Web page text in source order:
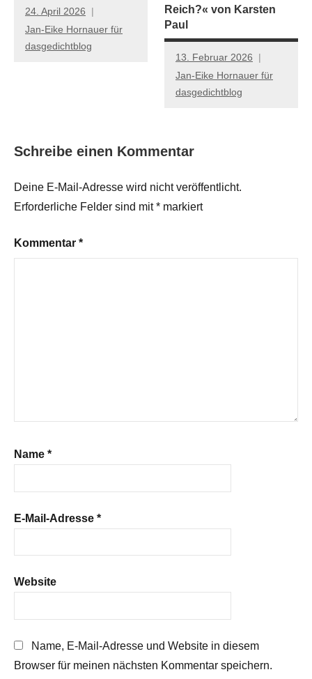
24. April 2026
Jan-Eike Hornauer für
dasgedichtblog
Reich?« von Karsten
Paul
13. Februar 2026
Jan-Eike Hornauer für
dasgedichtblog
Schreibe einen Kommentar
Deine E-Mail-Adresse wird nicht veröffentlicht.
Erforderliche Felder sind mit* markiert
Kommentar *
Name *
E-Mail-Adresse *
Website
Name, E-Mail-Adresse und Website in diesem
Browser für meinen nächsten Kommentar speichern.